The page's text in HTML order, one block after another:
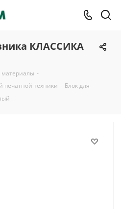
КЛАССИКА
материалы -
печатной техники - Блок для